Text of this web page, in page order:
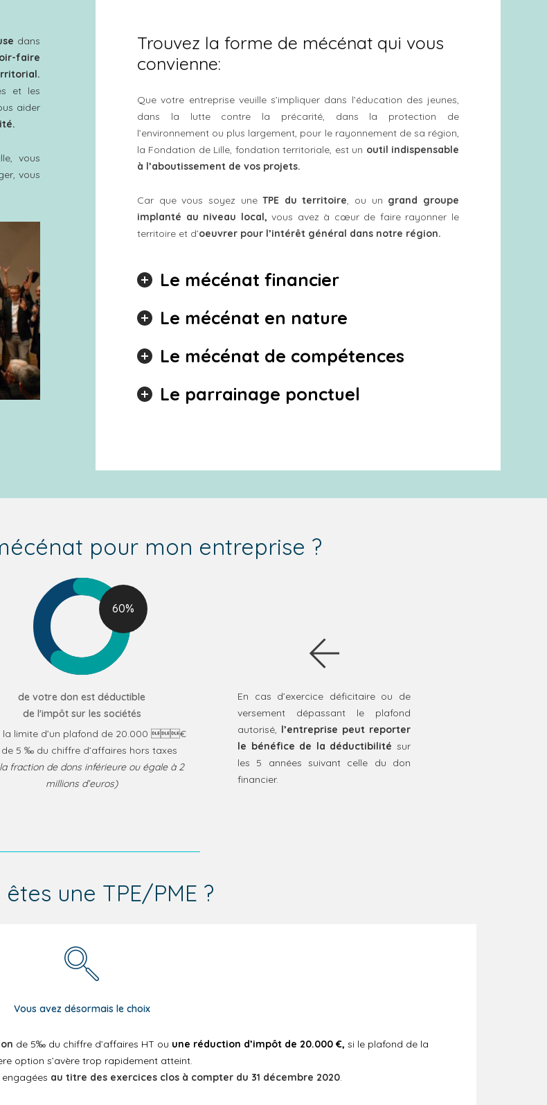
dans
faire
et les
aider
vous
vous
l’
Trouvez la forme de mécénat qui vous
convienne:
Que votre entreprise veuille s’impliquer dans l’éducation des jeunes,
dans la lutte contre la précarité, dans la protection de
l’environnement ou plus largement, pour le rayonnement de sa région,
la Fondation de Lille, fondation territoriale, est un outil indispensable
à l’aboutissement de vos projets.
Car que vous soyez uneTPE du territoire, ou un grand groupe
implanté au niveau local, vous avez à cœur de faire rayonner le
territoire et d’oeuvrer pour l’intérêt général dans notre région.
Le mécénat financier
Le mécénat en nature
Le mécénat de compétences
Le parrainage ponctuel
pour mon entreprise ?
60
de votre don est déductible
de l'impôt sur les sociétés
la limite d’un plafond de 20.000 €
de 5 ‰ du chiffre d’affaires hors taxes
fraction de dons inférieure ou égale à 2
millions d’euros)
En cas d’exercice déficitaire ou de
versement dépassant le plafond
autorisé, l’entreprise peut reporter
le bénéfice de la déductibilité sur
les 5 années suivant celle du don
financier.
êtes une TPE/PME ?
Vous avez désormais le choix
de 5‰ du chiffre d’affaires HT ou une réduction d’impôt de 20.000 €, si le plafond de la
option s’avère trop rapidement atteint.
engagées au titre des exercices clos à compter du 31 décembre 2020.